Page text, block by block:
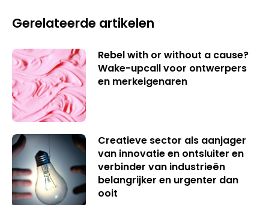
Gerelateerde artikelen
Rebel with or without a cause?
Wake-upcall voor ontwerpers
en merkeigenaren
Creatieve sector als aanjager
van innovatie en ontsluiter en
verbinder van industrieën
belangrijker en urgenter dan
ooit